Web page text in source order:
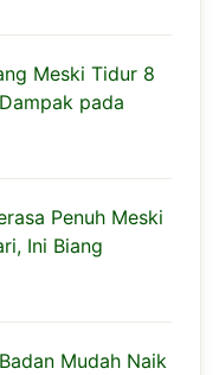
Meski Tidur 8
pada
Penuh Meski
Ini Biang
Mudah Naik